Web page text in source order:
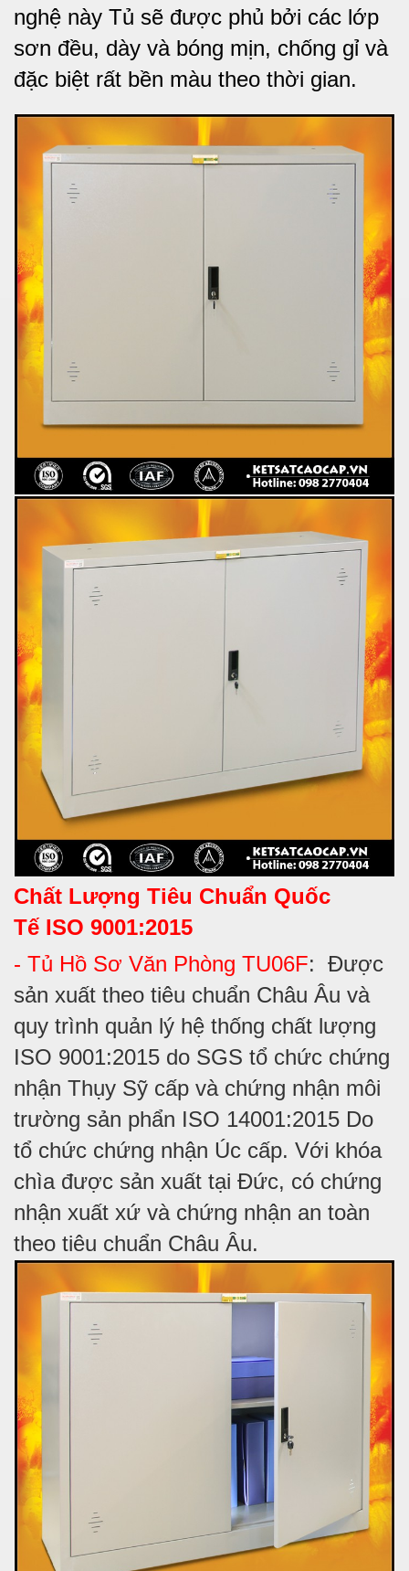
nghệ này Tủ sẽ được phủ bởi các lớp
sơn đều, dày và bóng mịn, chống gỉ và
đặc biệt rất bền màu theo thời gian.
Chất Lượng Tiêu Chuẩn Quốc
Tế ISO 9001:2015
- Tủ Hồ Sơ Văn Phòng TU06F: Được
sản xuất theo tiêu chuẩn Châu Âu và
quy trình quản lý hệ thống chất lượng
ISO 9001:2015 do SGS tổ chức chứng
nhận Thụy Sỹ cấp và chứng nhận môi
trường sản phẩn ISO 14001:2015 Do
tổ chức chứng nhận Úc cấp. Với khóa
chìa được sản xuất tại Đức, có chứng
nhận xuất xứ và chứng nhận an toàn
theo tiêu chuẩn Châu Âu.